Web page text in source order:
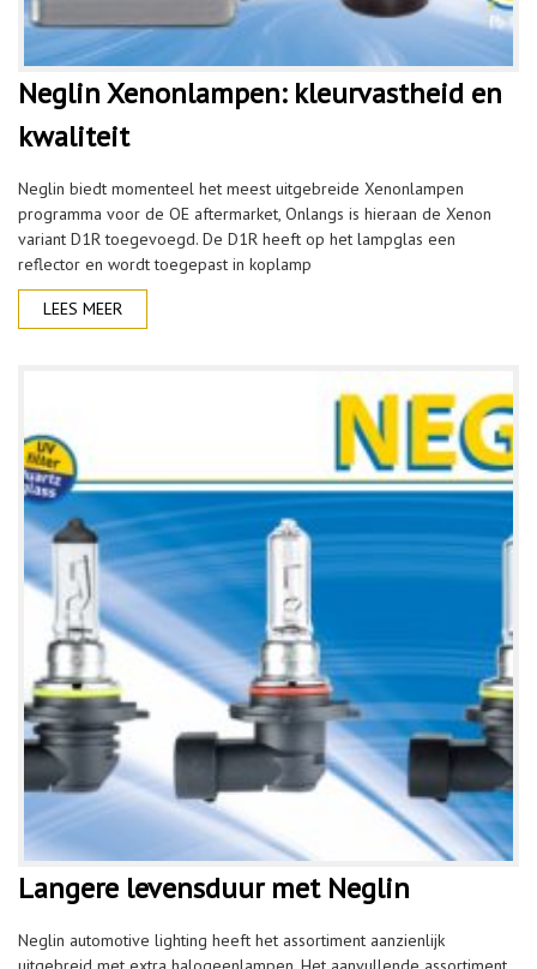
Neglin Xenonlampen: kleurvastheid en
kwaliteit
Neglin biedt momenteel het meest uitgebreide Xenonlampen
programma voor de OE aftermarket, Onlangs is hieraan de Xenon
variant D1R toegevoegd. De D1R heeft op het lampglas een
reflector en wordt toegepast in koplamp
LEES MEER
Langere levensduur met Neglin
Neglin automotive lighting heeft het assortiment aanzienlijk